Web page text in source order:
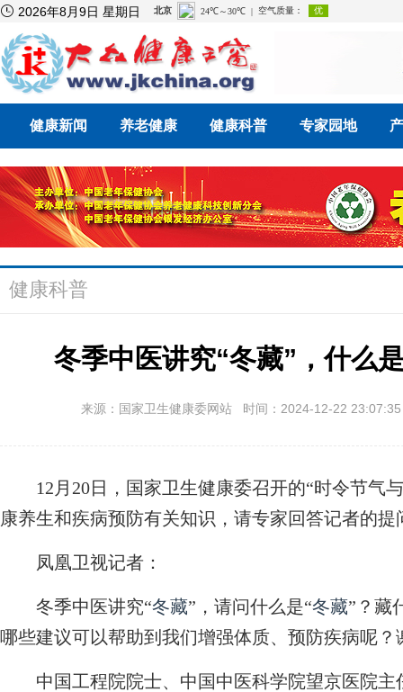
 2026年8月9日 星期日
健康新闻 养老健康 健康科普 专家园地
健康科普
冬季中医讲究“冬藏”，什么
来源：国家卫生健康委网站 时间：2024-12-22
12月20日，国家卫生健康委召开的“时令节气
康养生和疾病预防有关知识，请专家回答记者的提
凤凰卫视记者：
冬季中医讲究“冬藏”，请问什么是“冬藏”？藏
哪些建议可以帮助到我们增强体质、预防疾病呢？
中国工程院院士、中国中医科学院望京医院主